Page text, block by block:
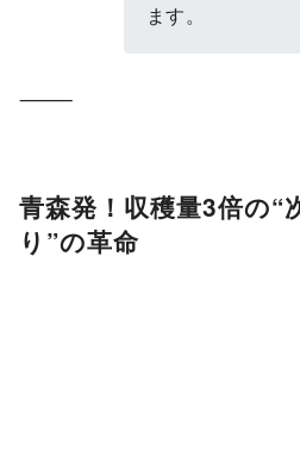
ます。
⸻
青森発！収穫量3倍の“
り”の革命